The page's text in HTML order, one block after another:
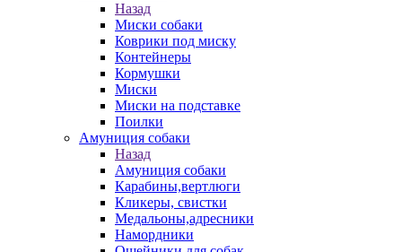
Назад
Миски собаки
Коврики под миску
Контейнеры
Кормушки
Миски
Миски на подставке
Поилки
Амуниция собаки
Назад
Амуниция собаки
Карабины,вертлюги
Кликеры, свистки
Медальоны,адресники
Намордники